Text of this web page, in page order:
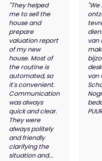
"They helped
me to sell the
house and
prepare
valuation report
of my new
house. Most of
the routine is
automated, so
it's convenient.
Communication
was always
quick and clear.
They were
always politely
and friendly
clarifying the
situation and...
"We
van
van